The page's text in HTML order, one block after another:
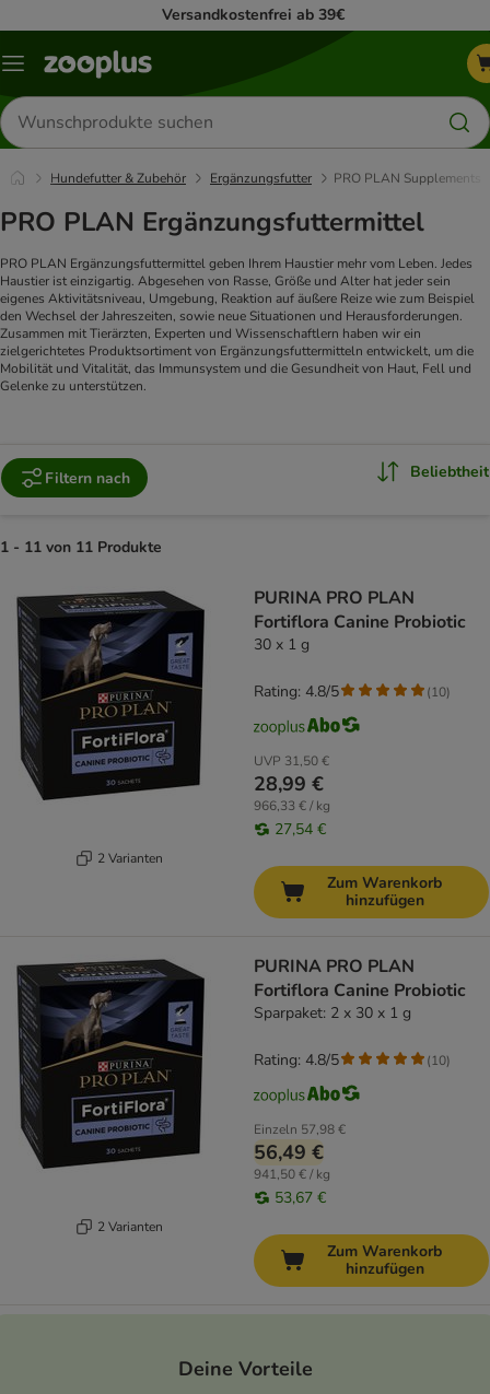
Versandkostenfrei ab 39€
Menü
Produkte
suchen
Hundefutter & Zubehör Ergänzungsfutter PRO PLAN Supplements
PRO PLAN Ergänzungsfuttermittel
PRO PLAN Ergänzungsfuttermittel geben Ihrem Haustier mehr vom Leben. Jedes
Haustier ist einzigartig. Abgesehen von Rasse, Größe und Alter hat jeder sein
eigenes Aktivitätsniveau, Umgebung, Reaktion auf äußere Reize wie zum Beispiel
den Wechsel der Jahreszeiten, sowie neue Situationen und Herausforderungen.
Zusammen mit Tierärzten, Experten und Wissenschaftlern haben wir ein
zielgerichtetes Produktsortiment von Ergänzungsfuttermitteln entwickelt, um die
Mobilität und Vitalität, das Immunsystem und die Gesundheit von Haut, Fell und
Gelenke zu unterstützen.
Filtern nach Beliebtheit
1 - 11 von 11 Produkte
2 Varianten
PURINA PRO PLAN
Fortiflora Canine Probiotic
30 x 1 g
UVP 31,50 €
28,99 €
966,33 € / kg
27,54 €
Rating: 4.8/5 (10)
Zum Warenkorb
hinzufügen
2 Varianten
PURINA PRO PLAN
Fortiflora Canine Probiotic
Sparpaket: 2 x 30 x 1 g
Einzeln 57,98 €
56,49 €
941,50 € / kg
53,67 €
Rating: 4.8/5 (10)
Zum Warenkorb
hinzufügen
Deine Vorteile